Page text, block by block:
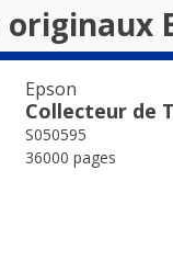
Epson
Collecteur de
S050595
36000 pages